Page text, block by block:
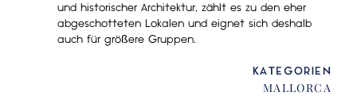
und historischer Architektur, zählt es zu den eher
abgeschotteten Lokalen und eignet sich deshalb
auch für größere Gruppen.
KATEGORIEN
MALLORCA